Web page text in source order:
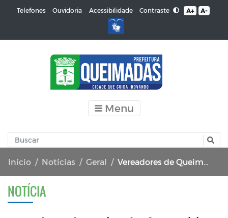
Telefones Ouvidoria Acessibilidade Contraste A+ A-
Menu
Início Notícias Geral Vereadores de Queimadas fazem visita técnica nas obras realizadas pela Prefeitura
NOTÍCIA